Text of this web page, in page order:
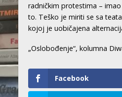
radničkim protestima –
to. Teško je miriti se sa
kojoj je uobičajena
„Oslobođenje“, kolumna
Facebook